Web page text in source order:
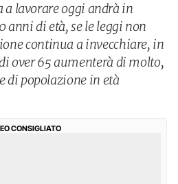
lavorare oggi andrà in
anni di età, se le leggi non
continua a invecchiare, in
over 65 aumenterà di molto,
di popolazione in età
CONSIGLIATO